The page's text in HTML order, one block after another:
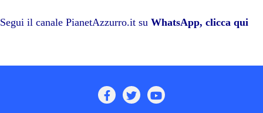
pp m
di
Segui il canale PianetAzzurro.it su WhatsApp, clicca qui